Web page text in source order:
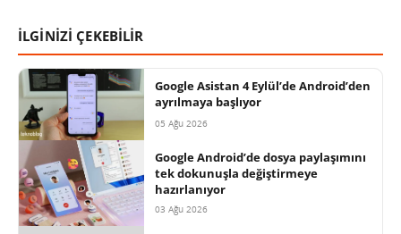
İLGİNİZİ ÇEKEBİLİR
Google Asistan 4 Eylül’de Android’den
ayrılmaya başlıyor
05 Ağu 2026
Google Android’de dosya paylaşımını
tek dokunuşla değiştirmeye
hazırlanıyor
03 Ağu 2026